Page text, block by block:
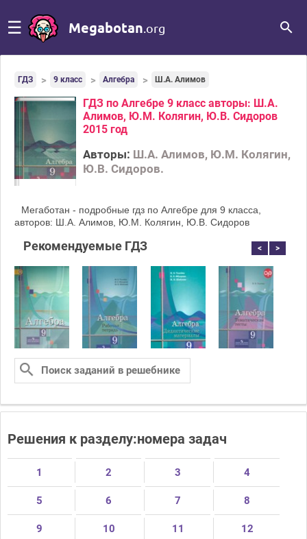
☰ Megabotan .org
ГДЗ 9 класс Алгебра Ш.А. Алимов
ГДЗ по Алгебре 9 класс авторы: Ш.А.
Алимов, Ю.М. Колягин, Ю.В. Сидоров
2015 год
Авторы: Ш.А. Алимов, Ю.М. Колягин,
Ю.В. Сидоров.
Мегаботан - подробные гдз по Алгебре для 9 класса,
авторов: Ш.А. Алимов, Ю.М. Колягин, Ю.В. Сидоров
Рекомендуемые ГДЗ < >
Решения к разделу:номера задач
1 2 3 4
5 6 7 8
9 10 11 12